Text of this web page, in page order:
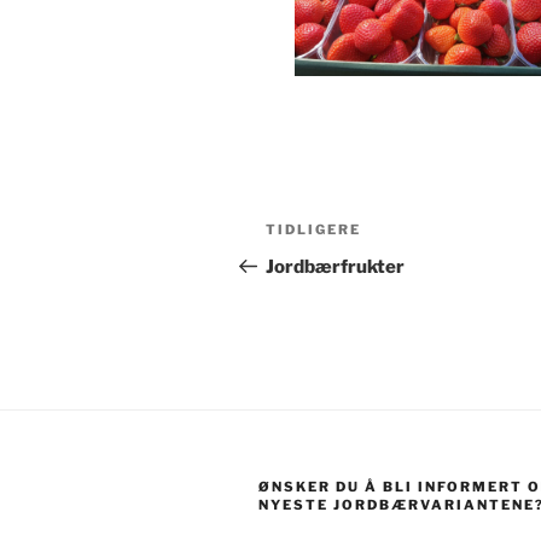
Innleggsnavigasjon
Forrige
innlegg
TIDLIGERE
Jordbærfrukter
ØNSKER DU Å BLI INFORMERT
NYESTE JORDBÆRVARIANTENE?